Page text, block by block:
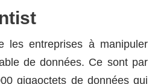
les entreprises à manipuler
de données. Ce sont par
gigaoctets de données qui